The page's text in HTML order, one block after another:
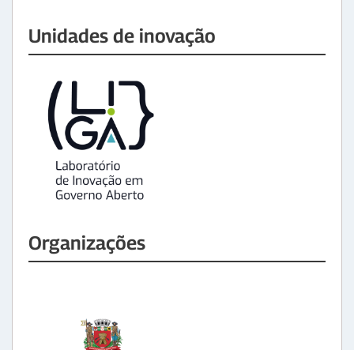
Unidades de inovação
Organizações